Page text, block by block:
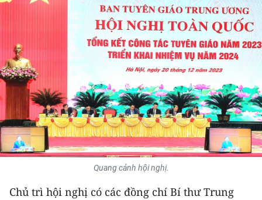
GIÁO DỤC
Y TẾ
KHOA HỌC - CÔNG NGHỆ
MÔI TRƯỜNG
BẠN ĐỌC
KIỂM CHỨNG THÔNG TIN
Quang cảnh hội nghị.
Chủ trì hội nghị có các đồng chí Bí thư Trung